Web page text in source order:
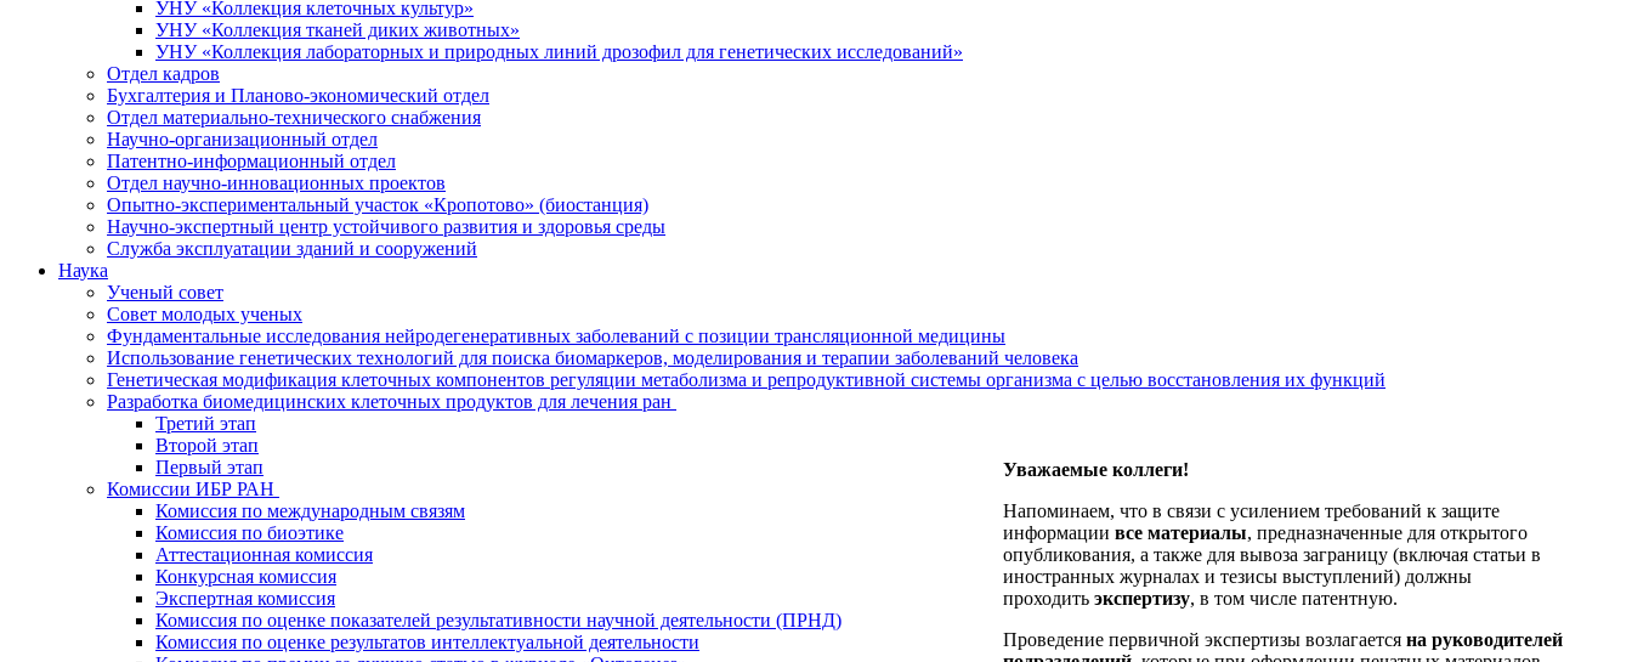
УНУ «Коллекция клеточных культур»
УНУ «Коллекция тканей диких животных»
УНУ «Коллекция лабораторных и природных линий дрозофил для генетических исследований»
Отдел кадров
Бухгалтерия и Планово-экономический отдел
Отдел материально-технического снабжения
Научно-организационный отдел
Патентно-информационный отдел
Отдел научно-инновационных проектов
Опытно-экспериментальный участок «Кропотово» (биостанция)
Научно-экспертный центр устойчивого развития и здоровья среды
Служба эксплуатации зданий и сооружений
Наука
Ученый совет
Совет молодых ученых
Фундаментальные исследования нейродегенеративных заболеваний с позиции трансляционной медицины
Использование генетических технологий для поиска биомаркеров, моделирования и терапии заболеваний человека
Генетическая модификация клеточных компонентов регуляции метаболизма и репродуктивной системы организма с целью восстановления их функций
Разработка биомедицинских клеточных продуктов для лечения ран
Третий этап
Второй этап
Первый этап
Комиссии ИБР РАН
Комиссия по международным связям
Комиссия по биоэтике
Аттестационная комиссия
Конкурсная комиссия
Экспертная комиссия
Комиссия по оценке показателей результативности научной деятельности (ПРНД)
Комиссия по оценке результатов интеллектуальной деятельности
Уважаемые коллеги!
Напоминаем, что в связи с усилением требований к защите
информациивсе материалы, предназначенные для открытого
опубликования, а также для вывоза заграницу (включая статьи в
иностранных журналах и тезисы выступлений) должны
проходитьэкспертизу, в том числе патентную.
Проведение первичной экспертизы возлагаетсяна руководителей